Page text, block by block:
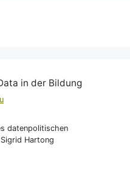
in der Bildung
datenpolitischen
Hartong